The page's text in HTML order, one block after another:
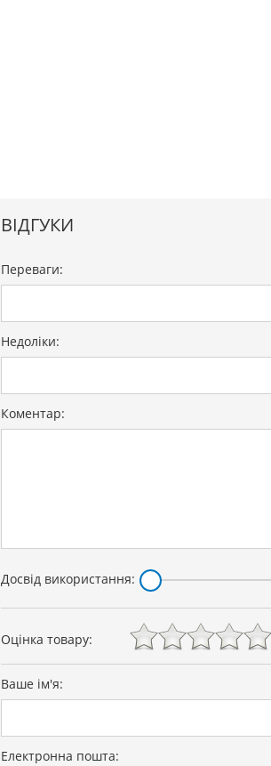
ВІДГУКИ
Переваги:
Недоліки:
Коментар:
Досвід використання:
Оцінка товару:
Ваше ім'я:
Електронна пошта: